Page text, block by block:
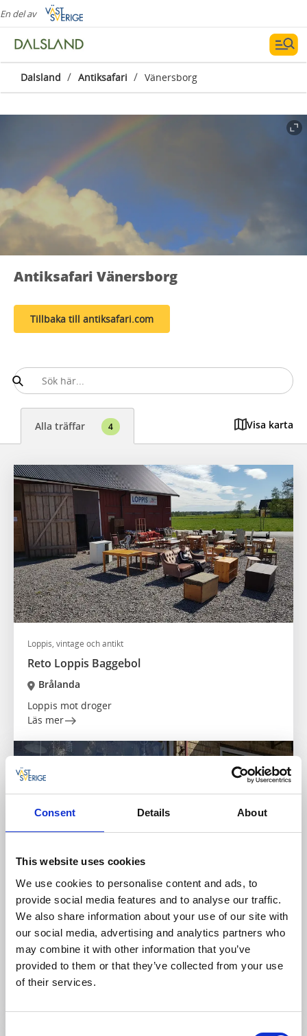
Consent Details About
This website uses cookies
We use cookies to personalise content and ads, to
provide social media features and to analyse our traffic.
We also share information about your use of our site with
our social media, advertising and analytics partners who
may combine it with other information that you’ve
provided to them or that they’ve collected from your use
of their services.
En del av
Dalsland / Antiksafari / Vänersborg
Antiksafari Vänersborg
Tillbaka till antiksafari.com
Alla träffar 4 Visa karta
Loppis, vintage och antikt
Reto Loppis Baggebol
Brålanda
Loppis mot droger
Läs mer
Loppis, vintage och antikt
Inger & Åkes
Brålanda
Innehållsrik loppis & kuriosa